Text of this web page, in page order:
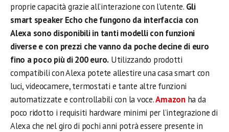
proprie capacità grazie all’interazione con l’utente. Gli
smart speaker Echo che fungono da interfaccia con
Alexa sono disponibili in tanti modelli con funzioni
diverse e con prezzi che vanno da poche decine di euro
fino a poco più di 200 euro. Utilizzando prodotti
compatibili con Alexa potete allestire una casa smart con
luci, videocamere, termostati e tante altre funzioni
automatizzate e controllabili con la voce.Amazonha da
poco ridotto i requisiti hardware minimi per l’integrazione di
Alexa che nel giro di pochi anni potrà essere presente in